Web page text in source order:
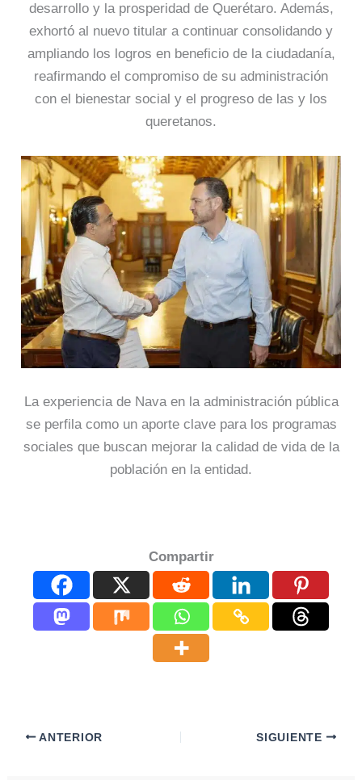
desarrollo y la prosperidad de Querétaro. Además,
exhortó al nuevo titular a continuar consolidando y
ampliando los logros en beneficio de la ciudadanía,
reafirmando el compromiso de su administración
con el bienestar social y el progreso de las y los
queretanos.
La experiencia de Nava en la administración pública
se perfila como un aporte clave para los programas
sociales que buscan mejorar la calidad de vida de la
población en la entidad.
Compartir
ANTERIOR SIGUIENTE